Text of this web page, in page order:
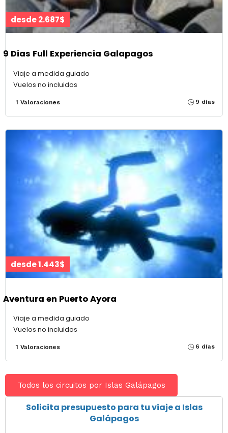
desde 2.687$
9 Dias Full Experiencia Galapagos
Viaje a medida guiado
Vuelos no incluidos
1 Valoraciones 9 días
desde 1.443$
Aventura en Puerto Ayora
Viaje a medida guiado
Vuelos no incluidos
1 Valoraciones 6 días
Todos los circuitos por Islas Galápagos
Solicita presupuesto para tu viaje a Islas
Galápagos